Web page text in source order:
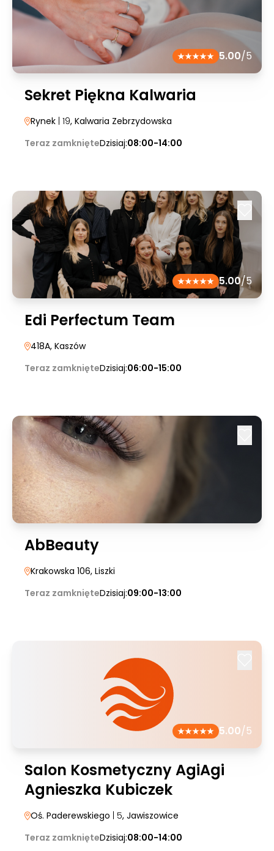
5.00/5
Sekret Piękna Kalwaria
Rynek | 19, Kalwaria Zebrzydowska
Teraz zamknięteDzisiaj:08:00-14:00
5.00/5
Edi Perfectum Team
418A, Kaszów
Teraz zamknięteDzisiaj:06:00-15:00
AbBeauty
Krakowska 106, Liszki
Teraz zamknięteDzisiaj:09:00-13:00
5.00/5
Salon Kosmetyczny AgiAgi
Agnieszka Kubiczek
Oś. Paderewskiego | 5, Jawiszowice
Teraz zamknięteDzisiaj:08:00-14:00